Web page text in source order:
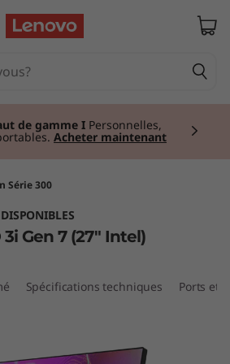
de gamme I Personnelles,
Acheter maintenant
Série 300
Gen 7 (27" Intel)
Spécifications techniques Ports et